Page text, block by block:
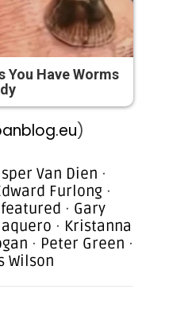
You Have Worms
)
Van Dien ·
Furlong ·
featured · Gary
· Kristanna
· Peter Green ·
Wilson